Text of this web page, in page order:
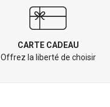
CARTE CADEAU
Offrez la liberté de choisir